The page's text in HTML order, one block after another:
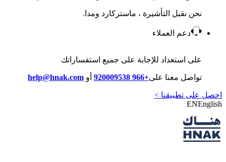
نحن نقبل التأشيرة ، ماستركارد ومدا.
دعم العملاء
على استعداد للإجابة على جميع استفساراتك
تواصل معنا على+966 920009538 أو help@hnak.com
احصل على تطبيقنا >
ENEnglish